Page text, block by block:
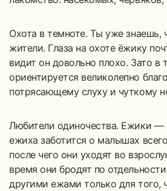
Охота в темноте. Ты уже знаешь,
жители. Глаза на охоте ёжику
видит он довольно плохо. Зато в
ориентируется великолепно
потрясающему слуху и чуткому
Любители одиночества. Ежики
ежиха заботится о малышах
после чего они уходят во
время они бродят по
другими ежами только для того,